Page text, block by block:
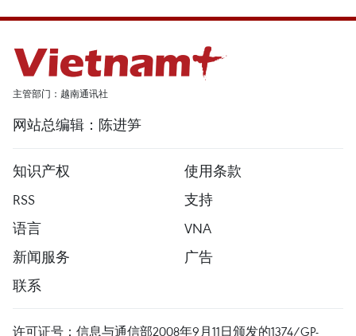
主管部门：越南通讯社
网站总编辑：陈进笋
知识产权
使用条款
RSS
支持
语言
VNA
新闻服务
广告
联系
许可证号：信息与通信部2008年9月11日颁发的1374/GP-